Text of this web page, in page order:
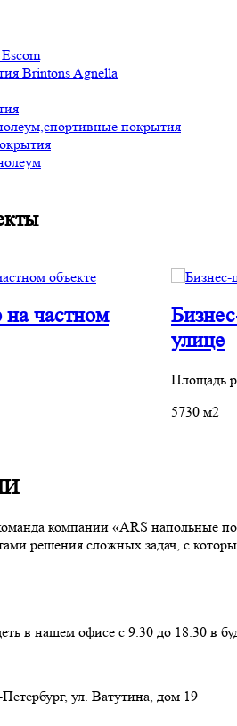
Brintons Agnella
покрытия
частном
улице
Площадь
5730 м2
компании «ARS напольные
решения сложных задач, с
в нашем офисе с 9.30 до 18.30 в
ул. Ватутина, дом 19